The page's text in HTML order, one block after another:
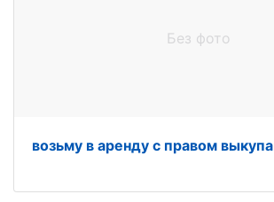
Без фото
возьму в аренду с правом выкупа